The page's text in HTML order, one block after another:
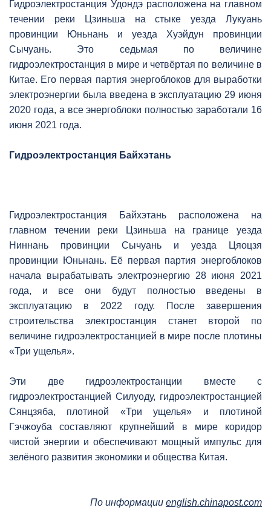
Гидроэлектростанция Удондэ расположена на главном
течении реки Цзиньша на стыке уезда Лукуань
провинции Юньнань и уезда Хуэйдун провинции
Сычуань. Это седьмая по величине
гидроэлектростанция в мире и четвёртая по величине в
Китае. Его первая партия энергоблоков для выработки
электроэнергии была введена в эксплуатацию 29 июня
2020 года, а все энергоблоки полностью заработали 16
июня 2021 года.
Гидроэлектростанция Байхэтань
Гидроэлектростанция Байхэтань расположена на
главном течении реки Цзиньша на границе уезда
Ниннань провинции Сычуань и уезда Цяоцзя
провинции Юньнань. Её первая партия энергоблоков
начала вырабатывать электроэнергию 28 июня 2021
года, и все они будут полностью введены в
эксплуатацию в 2022 году. После завершения
строительства электростанция станет второй по
величине гидроэлектростанцией в мире после плотины
«Три ущелья».
Эти две гидроэлектростанции вместе с
гидроэлектростанцией Силуоду, гидроэлектростанцией
Сянцзяба, плотиной «Три ущелья» и плотиной
Гэчжоуба составляют крупнейший в мире коридор
чистой энергии и обеспечивают мощный импульс для
зелёного развития экономики и общества Китая.
По информации english.chinapost.com